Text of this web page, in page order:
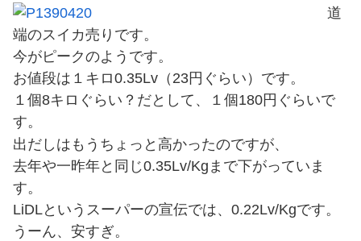
道
端のスイカ売りです。
今がピークのようです。
お値段は１キロ0.35Lv（23円ぐらい）です。
１個8キロぐらい？だとして、１個180円ぐらいで
す。
出だしはもうちょっと高かったのですが、
去年や一昨年と同じ0.35Lv/Kgまで下がっていま
す。
LiDLというスーパーの宣伝では、0.22Lv/Kgです。
うーん、安すぎ。